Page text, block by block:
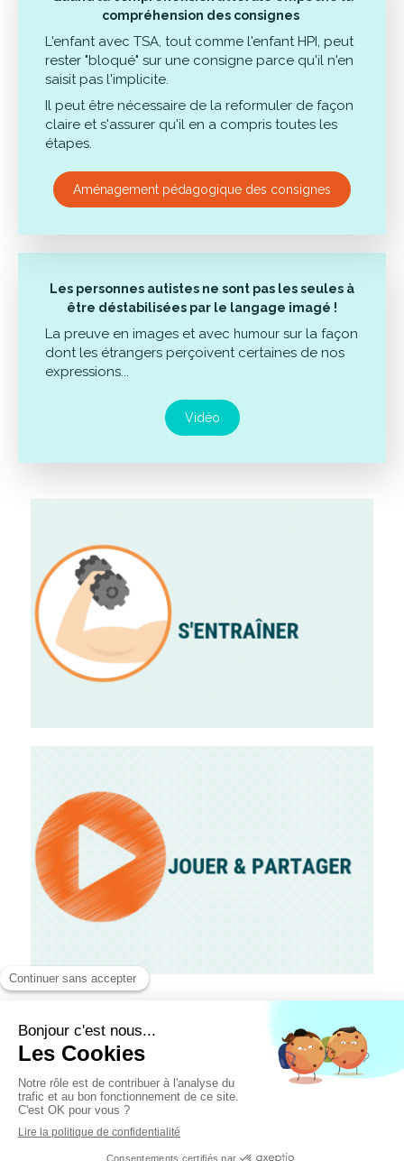
compréhension des consignes
L'enfant avec TSA, tout comme l'enfant HPI, peut
rester "bloqué" sur une consigne parce qu'il n'en
saisit pas l'implicite.
Il peut être nécessaire de la reformuler de façon
claire et s'assurer qu'il en a compris toutes les
étapes.
Aménagement pédagogique des consignes
Les personnes autistes ne sont pas les seules à
être déstabilisées par le langage imagé !
La preuve en images et avec humour sur la façon
dont les étrangers perçoivent certaines de nos
expressions...
Vidéo